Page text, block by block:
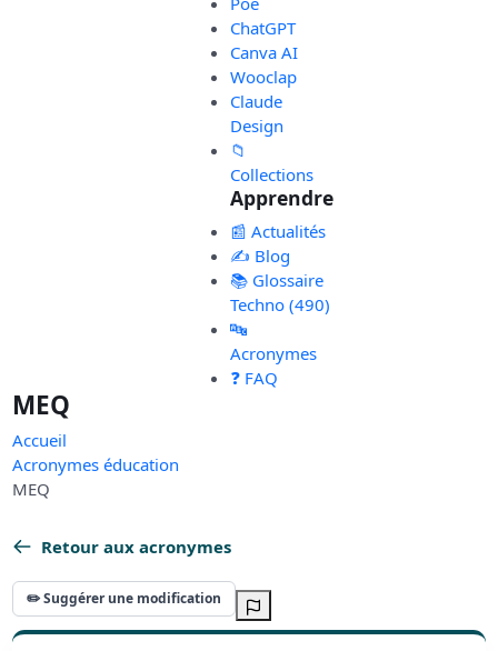
ChatGPT
Canva AI
Wooclap
Claude
Design
📁
Collections
Apprendre
📰 Actualités
✍️ Blog
📚 Glossaire
Techno (490)
🔤
Acronymes
❓ FAQ
MEQ
Accueil
Acronymes éducation
MEQ
Retour aux acronymes
✏️ Suggérer une modification